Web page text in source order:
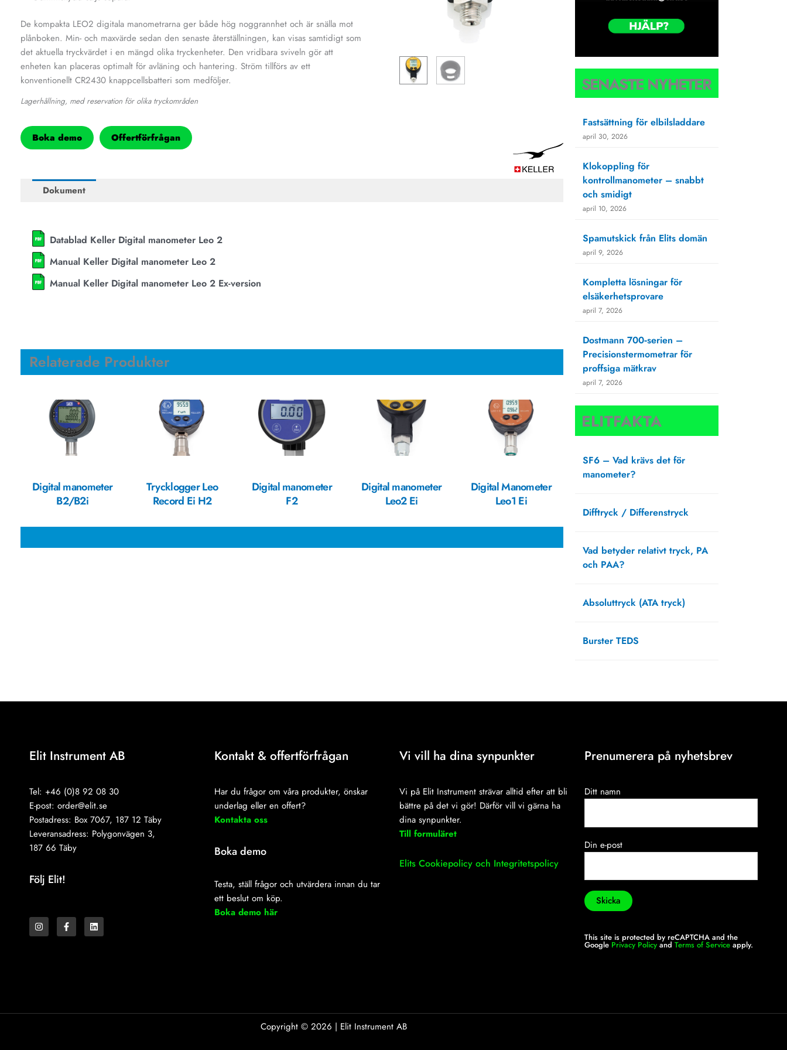
De kompakta LEO2 digitala manometrarna ger både hög noggrannhet och är snälla mot
plånboken. Min- och maxvärde sedan den senaste återställningen, kan visas samtidigt som
det aktuella tryckvärdet i en mängd olika tryckenheter. Den vridbara sviveln gör att
enheten kan placeras optimalt för avläning och hantering. Ström tillförs av ett
konventionellt CR2430 knappcellsbatteri som medföljer.
Lagerhållning, med reservation för olika tryckområden
Boka demo Offertförfrågan
Dokument
Datablad Keller Digital manometer Leo 2
Manual Keller Digital manometer Leo 2
Manual Keller Digital manometer Leo 2 Ex-version
Relaterade Produkter
Digital manometer
B2/B2i
Trycklogger Leo
Record Ei H2
Digital manometer
F2
Digital manometer
Leo2 Ei
Digital Manometer
Leo1 Ei
SENASTE NYHETER
Fastsättning för elbilsladdare
april 30, 2026
Klokoppling för
kontrollmanometer – snabbt
och smidigt
april 10, 2026
Spamutskick från Elits domän
april 9, 2026
Kompletta lösningar för
elsäkerhetsprovare
april 7, 2026
Dostmann 700‑serien –
Precisionstermometrar för
proffsiga mätkrav
april 7, 2026
ELITFAKTA
SF6 – Vad krävs det för
manometer?
Difftryck / Differenstryck
Vad betyder relativt tryck, PA
och PAA?
Absoluttryck (ATA tryck)
Burster TEDS
Elit Instrument AB
Tel: +46 (0)8 92 08 30
E-post: order@elit.se
Postadress: Box 7067, 187 12 Täby
Leveransadress: Polygonvägen 3,
187 66 Täby
Följ Elit!
n
s
t
a
c
e
i
n
k
Kontakt & offertförfrågan
Har du frågor om våra produkter, önskar
underlag eller en offert?
Kontakta oss
Boka demo
Testa, ställ frågor och utvärdera innan du tar
ett beslut om köp.
Boka demo här
Vi vill ha dina synpunkter
Vi på Elit Instrument strävar alltid efter att bli
bättre på det vi gör! Därför vill vi gärna ha
dina synpunkter.
Till formuläret
Elits Cookiepolicy och Integritetspolicy
Prenumerera på nyhetsbrev
Ditt namn
Din e-post
This site is protected by reCAPTCHA and the
Google Privacy Policy and Terms of Service apply.
Copyright © 2026 | Elit Instrument AB